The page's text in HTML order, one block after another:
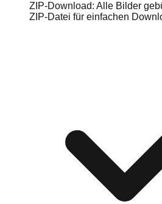
ZIP-Download: Alle Bilder
ZIP-Datei für einfachen